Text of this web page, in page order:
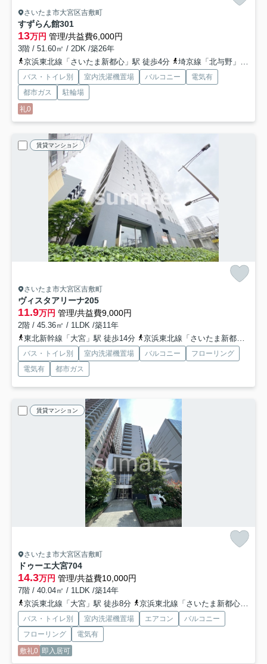
さいたま市大宮区吉敷町
すずらん館301
13万円 管理/共益費6,000円
3階 / 51.60㎡ / 2DK /築26年
京浜東北線「さいたま新都心」駅 徒歩4分
埼京線「北与野」駅 徒歩13分
バス・トイレ別 室内洗濯機置場 バルコニー
電気有
都市ガス
駐輪場
礼0
賃貸マンション
さいたま市大宮区吉敷町
ヴィスタアリーナ205
11.9万円 管理/共益費9,000円
2階 / 45.36㎡ / 1LDK /築11年
東北新幹線「大宮」駅 徒歩14分
京浜東北線「さいたま新都心」駅 徒歩12分
バス・トイレ別 室内洗濯機置場 バルコニー
フローリング
電気有
都市ガス
賃貸マンション
さいたま市大宮区吉敷町
ドゥーエ大宮704
14.3万円 管理/共益費10,000円
7階 / 40.04㎡ / 1LDK /築14年
京浜東北線「大宮」駅 徒歩8分
京浜東北線「さいたま新都心」駅 徒歩13分
バス・トイレ別 室内洗濯機置場 エアコン
バルコニー
フローリング
電気有
敷礼0 即入居可